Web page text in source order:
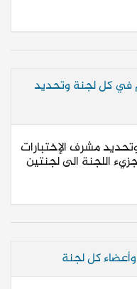
في كل لجنة وتحديد
مشرف الإختبارات
اللجنة الى لجنتين
كل لجنة